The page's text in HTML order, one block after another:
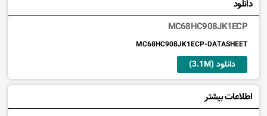
دانلود
MC68HC908JK1ECP
MC68HC908JK1ECP-DATASHEET
دانلود (3.1M)
اطلاعات بیشتر